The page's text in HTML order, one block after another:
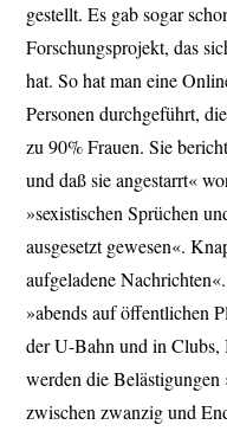
gestellt. Es gab sogar
Forschungsprojekt, das
hat. So hat man eine
Personen durchgeführt,
zu 90% Frauen. Sie
und daß sie angestarrt«
»sexistischen Sprüchen
ausgesetzt gewesen«.
aufgeladene
»abends auf öffentlichen
der U-Bahn und in Clubs,
werden die
zwischen zwanzig und